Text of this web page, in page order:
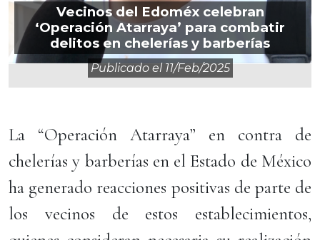
Vecinos del Edoméx celebran
‘Operación Atarraya’ para combatir
delitos en chelerías y barberías
Publicado el 11/feb/2025
La “Operación Atarraya” en contra de
chelerías y barberías en el Estado de México
ha generado reacciones positivas de parte de
los vecinos de estos establecimientos,